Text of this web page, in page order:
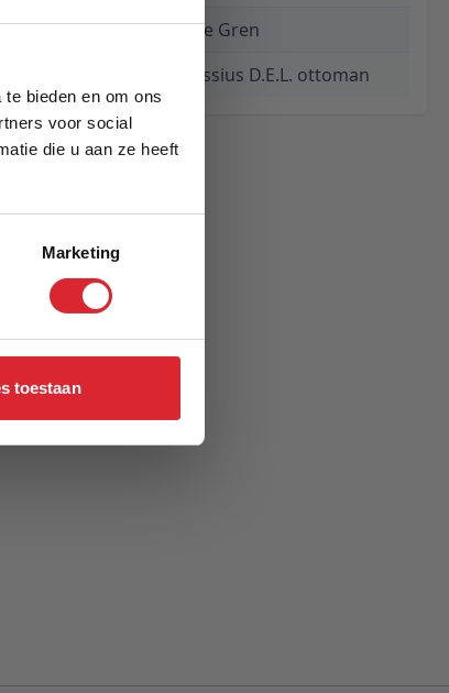
bieden en om ons
voor social
die u aan ze heeft
Marketing
toestaan
281 Avella Pine Gren
Supremax/Cassius D.E.L. ottoman